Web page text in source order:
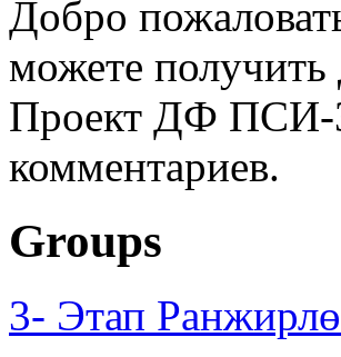
Добро
можете
Проект ДФ ПСИ-
комментариев.
Groups
3- Этап